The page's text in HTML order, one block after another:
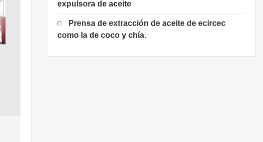
expulsora de aceite
Prensa de extracción de aceite de ecircec
como la de coco y chía.